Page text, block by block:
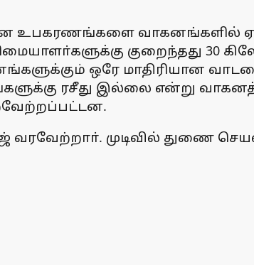
உபகரணங்களை வாகனங்களில்
குறைந்தது 30
ஒரே மாதிரியான
ரசீது இல்லை என்று
முடிவில் துணை